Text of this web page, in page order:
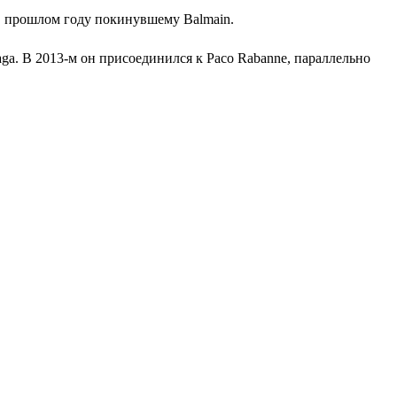
прошлом году покинувшему Balmain.
В 2013-м он присоединился к Paco Rabanne, параллельно